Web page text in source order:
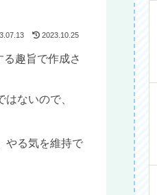
2023.10.25
趣旨で作成さ
はないので、
やる気を維持で